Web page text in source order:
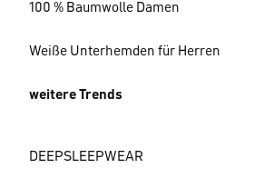
100 % Baumwolle Damen
Weiße Unterhemden für Herren
weitere Trends
DEEPSLEEPWEAR